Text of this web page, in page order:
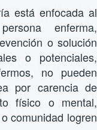
está enfocada al
enferma,
o solución
o potenciales,
no pueden
por carencia de
físico o mental,
comunidad logren